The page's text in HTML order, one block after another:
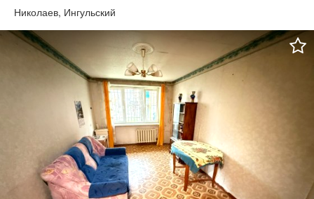
воду.
Николаев, Ингульский